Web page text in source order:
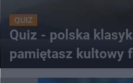
QUIZ
Quiz - polska
pamiętasz kultowy